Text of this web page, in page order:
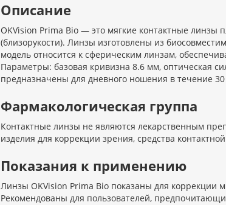
Описание
OKVision Prima Bio — это мягкие контактные
(близорукости). Линзы изготовлены из
модель относится к сферическим линзам,
Параметры: базовая кривизна 8.6 мм, оптическая
предназначены для дневного ношения в течение
Фармакологическая группа
Контактные линзы не являются лекарственным
изделия для коррекции зрения, средства
Показания к применению
Линзы OKVision Prima Bio показаны для коррекции
Рекомендованы для пользователей,